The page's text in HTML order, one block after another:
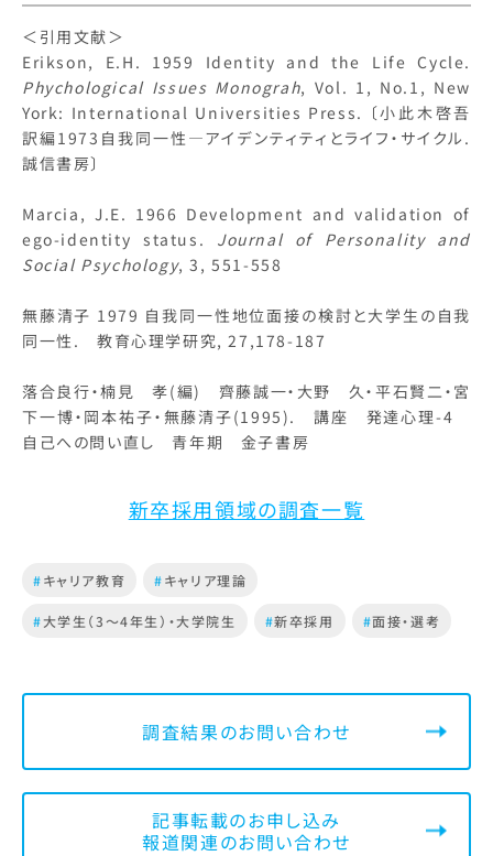
＜引用文献＞
Erikson, E.H. 1959 Identity and the Life Cycle.
Phychological Issues Monograh, Vol. 1, No.1, New
York: International Universities Press. 〔小此木啓吾
訳編1973自我同一性―アイデンティティとライフ・サイクル.
誠信書房〕
Marcia, J.E. 1966 Development and validation of
ego-identity status. Journal of Personality and
Social Psychology, 3, 551-558
無藤清子 1979 自我同一性地位面接の検討と大学生の自我
同一性. 教育心理学研究, 27,178-187
落合良行・楠見 孝(編) 齊藤誠一・大野 久・平石賢二・宮
下一博・岡本祐子・無藤清子(1995). 講座 発達心理-4
自己への問い直し 青年期 金子書房
新卒採用領域の調査一覧
#キャリア教育 #キャリア理論
#大学生（3～4年生）・大学院生 #新卒採用 #面接・選考
調査結果のお問い合わせ
記事転載のお申し込み
報道関連のお問い合わせ